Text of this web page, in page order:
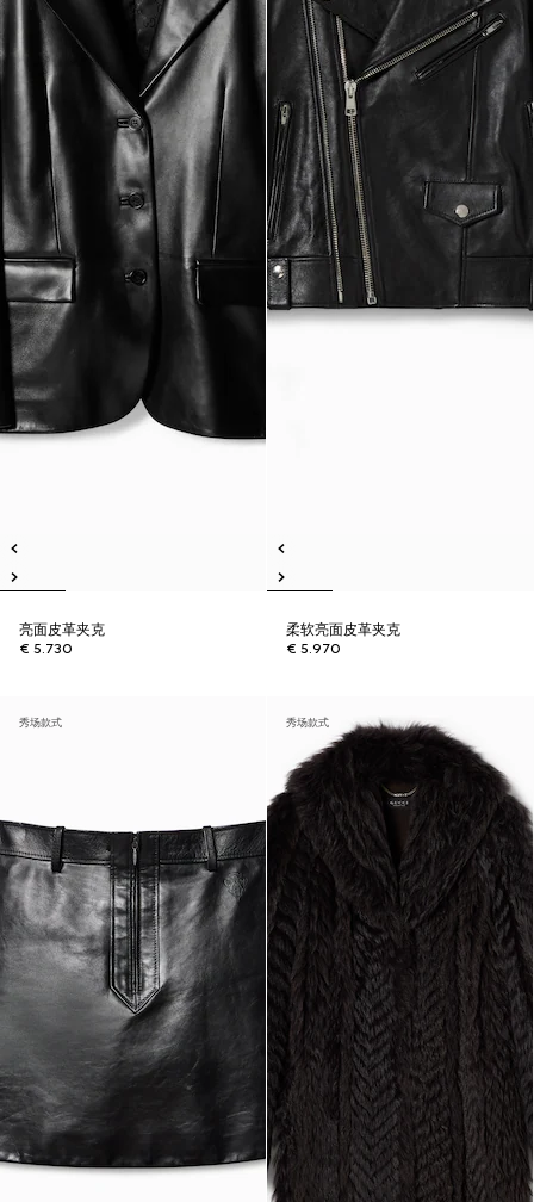
亮面皮革夹克
€ 5.730
柔软亮面皮革夹克
€ 5.970
秀场款式 秀场款式